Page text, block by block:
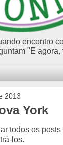
encontro
"E agora,
2013
York
todos os
los.